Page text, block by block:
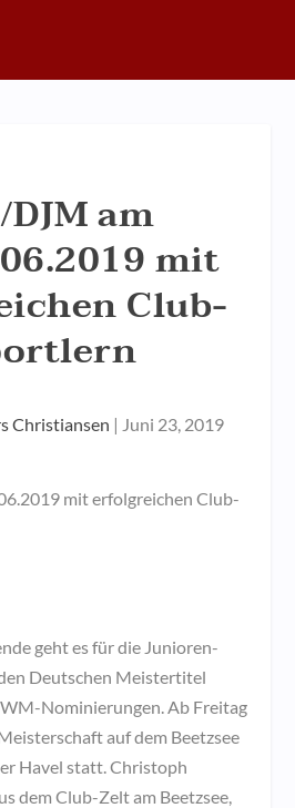
am
mit
Club-
Christiansen | Juni 23, 2019
geht es für die Junioren-
Deutschen Meistertitel
Nominierungen. Ab Freitag
auf dem Beetzsee
Havel statt. Christoph
dem Club-Zelt am Beetzsee,